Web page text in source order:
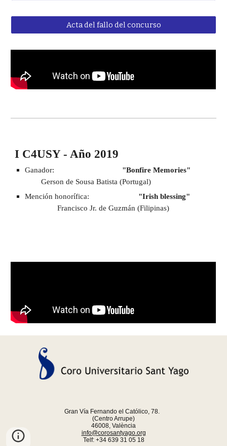
Acta del fallo del concurso
I C4USY - Año 2019
Ganador:
"Bonfire Memories"
Gerson de Sousa Batista (Portugal)
Mención honorífica:
"Irish blessing"
Francisco Jr. de Guzmán (Filipinas)
Gran Vía Fernando el Católico, 78.
(Centro Arrupe)
46008, València
info@corosantyago.org
Telf: +34 639 31 05 18